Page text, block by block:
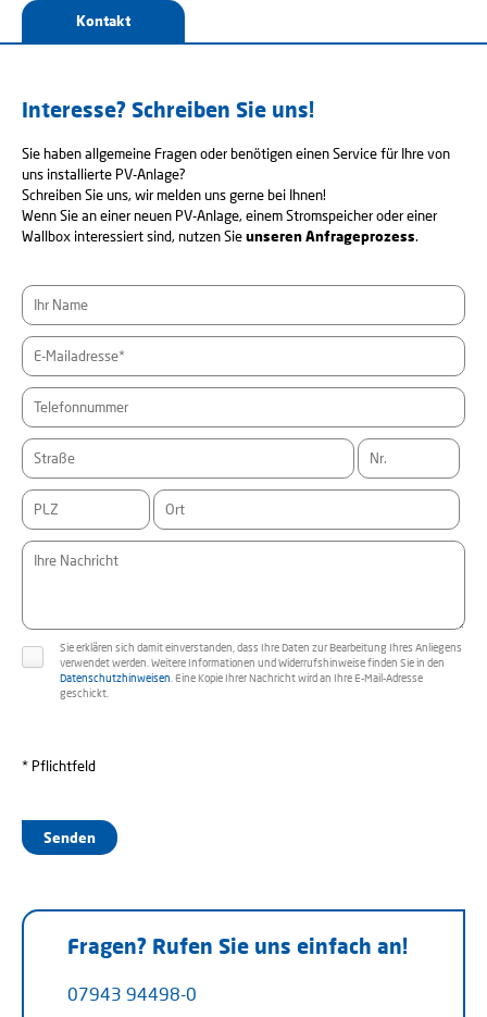
Kontakt
Interesse? Schreiben Sie uns!
Sie haben allgemeine Fragen oder benötigen einen Service für Ihre von
uns installierte PV-Anlage?
Schreiben Sie uns, wir melden uns gerne bei Ihnen!
Wenn Sie an einer neuen PV-Anlage, einem Stromspeicher oder einer
Wallbox interessiert sind, nutzen Sieunseren Anfrageprozess.
Sie erklären sich damit einverstanden, dass Ihre Daten zur Bearbeitung Ihres Anliegens
verwendet werden. Weitere Informationen und Widerrufshinweise finden Sie in den
Datenschutzhinweisen. Eine Kopie Ihrer Nachricht wird an Ihre E-Mail-Adresse
geschickt.
* Pflichtfeld
Senden
Fragen? Rufen Sie uns einfach an!
07943 94498-0